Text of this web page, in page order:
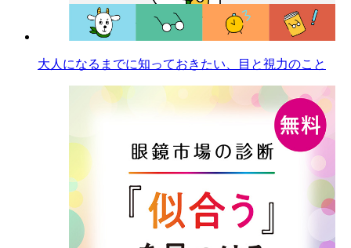
大人になるまでに知っておきたい、目と視力のこと